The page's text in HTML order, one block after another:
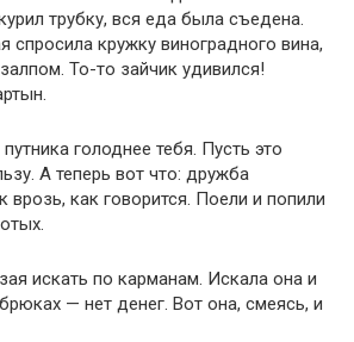
трубку, вся еда была съедена.
спросила кружку виноградного вина,
То-то зайчик удивился!
голоднее тебя. Пусть это
А теперь вот что: дружба
врозь, как говорится. Поели и попили
искать по карманам. Искала она и
— нет денег. Вот она, смеясь, и